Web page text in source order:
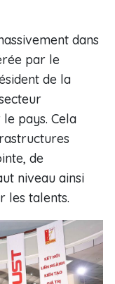
dans
par le
de la
pays. Cela
de
niveau ainsi
les talents.